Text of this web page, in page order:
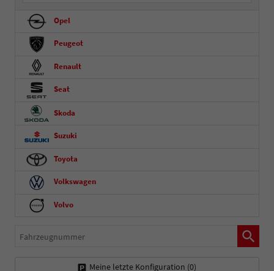
Opel
Peugeot
Renault
Seat
Skoda
Suzuki
Toyota
Volkswagen
Volvo
Fahrzeugnummer
Meine letzte Konfiguration (0)